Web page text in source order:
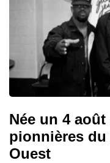
Née un 4
pionnières
Ouest